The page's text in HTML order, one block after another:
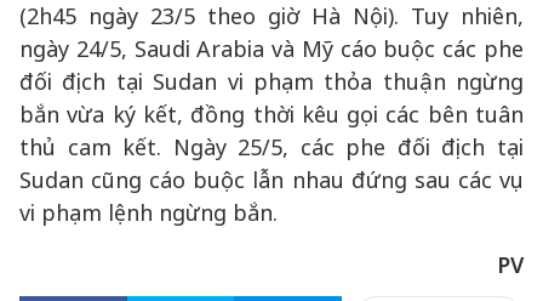
(2h45 ngày 23/5 theo giờ Hà Nội). Tuy nhiên,
ngày 24/5, Saudi Arabia và Mỹ cáo buộc các phe
đối địch tại Sudan vi phạm thỏa thuận ngừng
bắn vừa ký kết, đồng thời kêu gọi các bên tuân
thủ cam kết. Ngày 25/5, các phe đối địch tại
Sudan cũng cáo buộc lẫn nhau đứng sau các vụ
vi phạm lệnh ngừng bắn.
PV